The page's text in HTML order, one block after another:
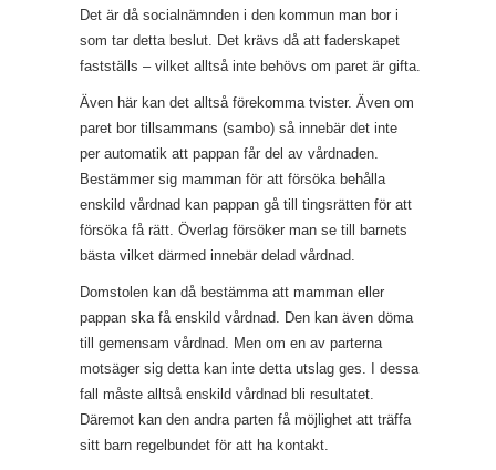
Det är då socialnämnden i den kommun man bor i
som tar detta beslut. Det krävs då att faderskapet
fastställs – vilket alltså inte behövs om paret är gifta.
Även här kan det alltså förekomma tvister. Även om
paret bor tillsammans (sambo) så innebär det inte
per automatik att pappan får del av vårdnaden.
Bestämmer sig mamman för att försöka behålla
enskild vårdnad kan pappan gå till tingsrätten för att
försöka få rätt. Överlag försöker man se till barnets
bästa vilket därmed innebär delad vårdnad.
Domstolen kan då bestämma att mamman eller
pappan ska få enskild vårdnad. Den kan även döma
till gemensam vårdnad. Men om en av parterna
motsäger sig detta kan inte detta utslag ges. I dessa
fall måste alltså enskild vårdnad bli resultatet.
Däremot kan den andra parten få möjlighet att träffa
sitt barn regelbundet för att ha kontakt.